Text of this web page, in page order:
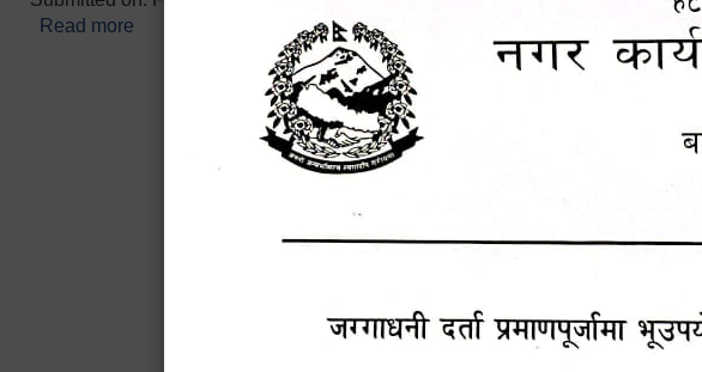
Read more about बारुणयन्त्र उपशाखा इन्चार्जको सम्पर्क नं. ९८४१६४५३५६ (टोल फ्रि
नं.१०१) फोन नं. ०५७-५२०६७७ शव बहान चालकको नं. ९८४९५०५६००